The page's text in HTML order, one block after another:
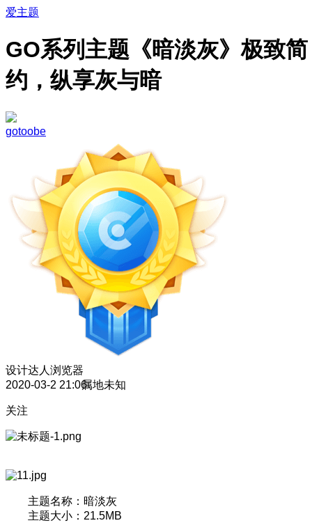
爱主题
GO系列主题《暗淡灰》极致简
约，纵享灰与暗
gotoobe
设计达人 浏览器
2020-03-2 21:06属地未知
关注
主题名称：暗淡灰
主题大小：21.5MB